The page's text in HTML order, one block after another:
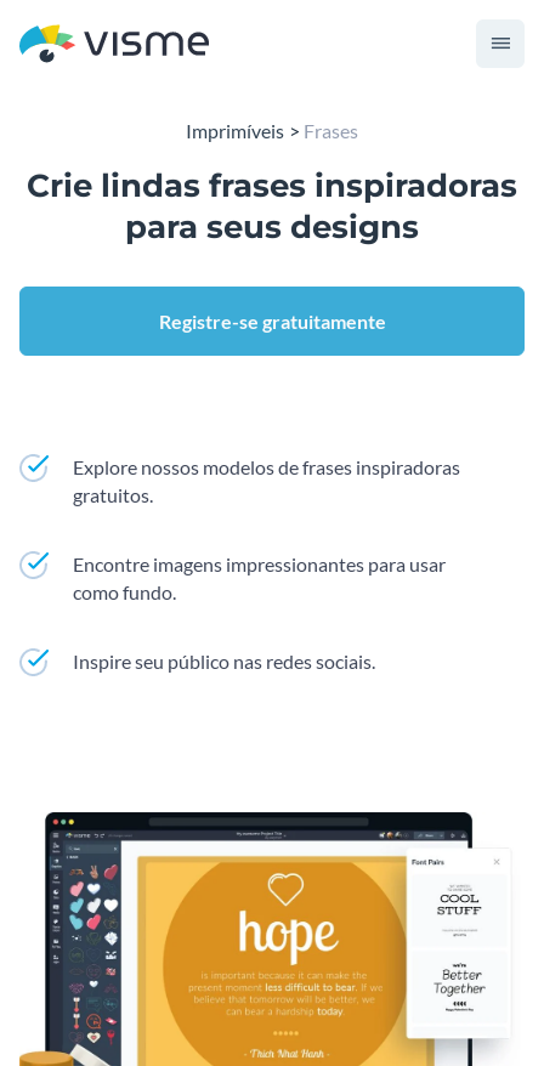
Imprimíveis Frases
Crie lindas frases inspiradoras
para seus designs
Registre-se gratuitamente
Explore nossos modelos de frases inspiradoras
gratuitos.
Encontre imagens impressionantes para usar
como fundo.
Inspire seu público nas redes sociais.